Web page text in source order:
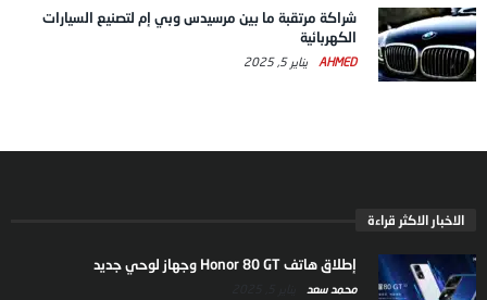
شراكة مرتقبة ما بين مرسيدس وبي إم لتصنيع السيارات
الكهربائية
AHMED يناير 5, 2025
الاخبار الاكثر قراءة
إطلاق هاتف Honor 80 GT وجهاز لوحي جديد
محمد سعد